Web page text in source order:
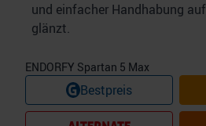
und einfacher Handhabung auf
glänzt.
ENDORFY Spartan 5 Max
Bestpreis